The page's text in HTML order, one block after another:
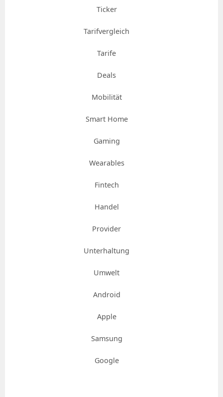
Ticker
Tarifvergleich
Tarife
Deals
Mobilität
Smart Home
Gaming
Wearables
Fintech
Handel
Provider
Unterhaltung
Umwelt
Android
Apple
Samsung
Google